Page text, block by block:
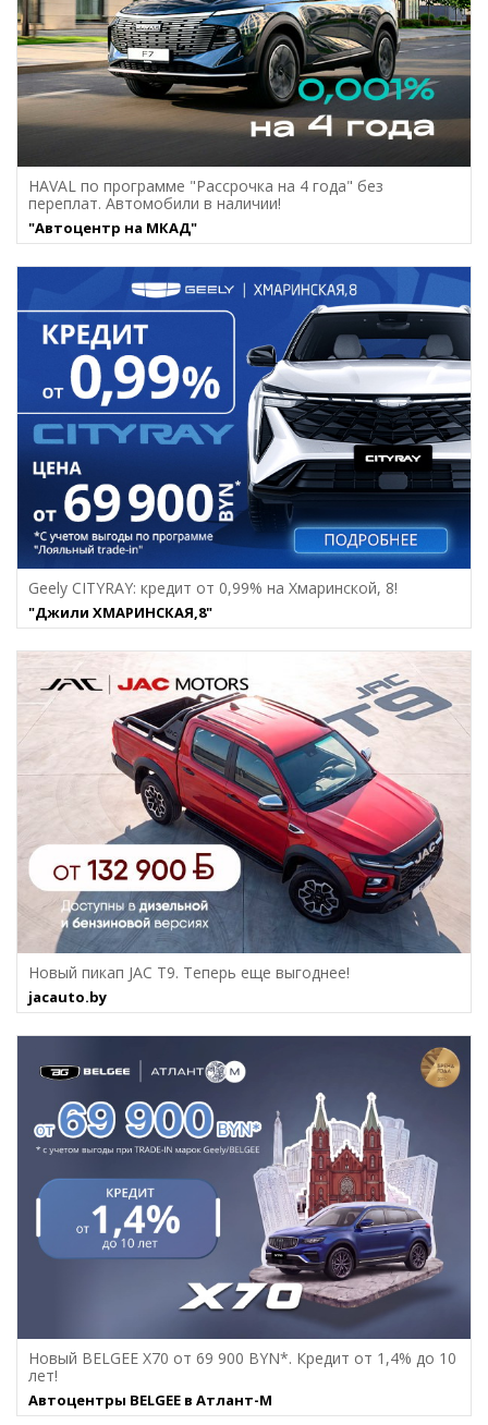
HAVAL по программе "Рассрочка на 4 года" без
переплат. Автомобили в наличии!
"Автоцентр на МКАД"
Geely CITYRAY: кредит от 0,99% на Хмаринcкой, 8!
"Джили ХМАРИНСКАЯ,8"
Новый пикап JAC T9. Теперь еще выгоднее!
jacauto.by
Новый BELGEE X70 от 69 900 BYN*. Кредит от 1,4% до 10
лет!
Автоцентры BELGEE в Атлант-М